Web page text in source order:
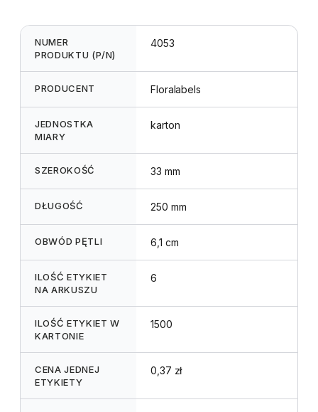
NUMER
PRODUKTU (P/N)
4053
PRODUCENT Floralabels
JEDNOSTKA
MIARY
karton
SZEROKOŚĆ 33 mm
DŁUGOŚĆ 250 mm
OBWÓD PĘTLI 6,1 cm
ILOŚĆ ETYKIET
NA ARKUSZU
6
ILOŚĆ ETYKIET W
KARTONIE
1500
CENA JEDNEJ
ETYKIETY
0,37 zł